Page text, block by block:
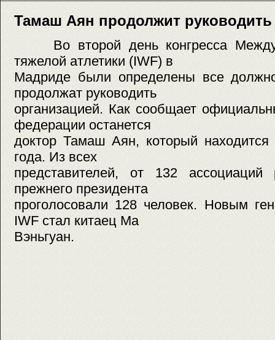
Тамаш Аян продолжит руководить
Во второй день конгресса
тяжелой атлетики (IWF) в
Мадриде были определены все
продолжат руководить
организацией. Как сообщает
федерации останется
доктор Тамаш Аян, который
года. Из всех
представителей, от 132 ассоциаций
прежнего президента
проголосовали 128 человек. Новым
IWF стал китаец Ма
Вэньгуан.